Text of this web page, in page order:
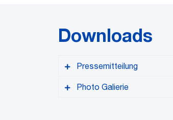
Downloads
Pressemitteilung
Photo Galierie